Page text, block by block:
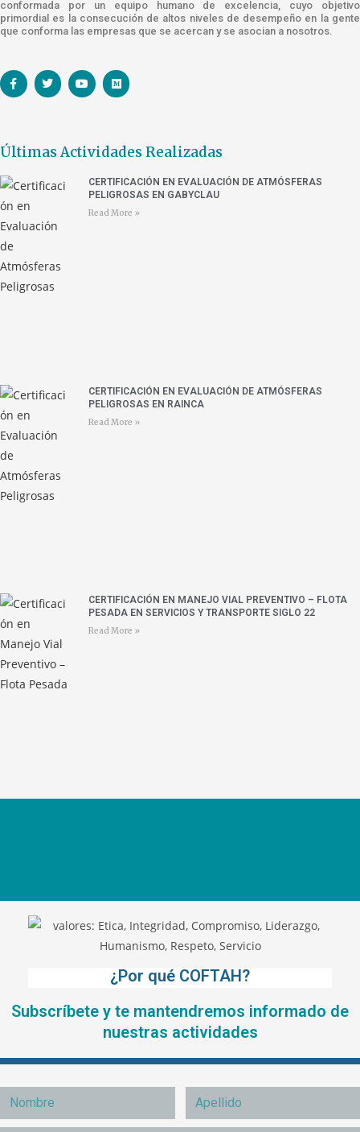
conformada por un equipo humano de excelencia, cuyo objetivo
primordial es la consecución de altos niveles de desempeño en la gente
que conforma las empresas que se acercan y se asocian a nosotros.
Últimas Actividades Realizadas
CERTIFICACIÓN EN EVALUACIÓN DE ATMÓSFERAS
PELIGROSAS EN GABYCLAU
Read More »
CERTIFICACIÓN EN EVALUACIÓN DE ATMÓSFERAS
PELIGROSAS EN RAINCA
Read More »
CERTIFICACIÓN EN MANEJO VIAL PREVENTIVO – FLOTA
PESADA EN SERVICIOS Y TRANSPORTE SIGLO 22
Read More »
¿Por qué COFTAH?
Subscríbete y te mantendremos informado de
nuestras actividades